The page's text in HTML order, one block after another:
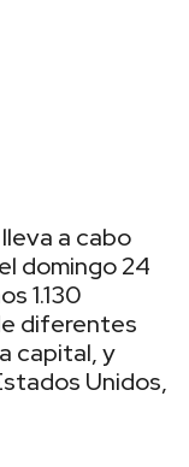
a cabo
domingo 24
1.130
diferentes
capital, y
Unidos,